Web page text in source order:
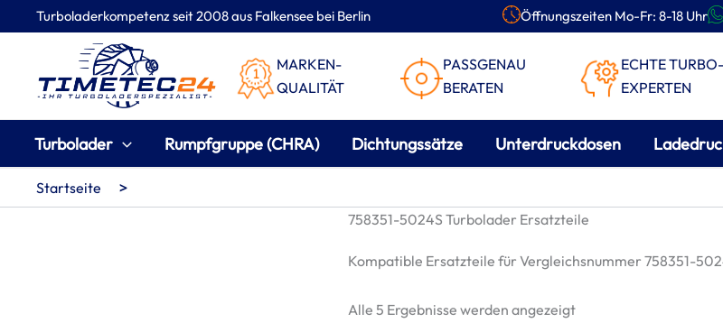
Turboladerkompetenz seit 2008 aus Falkensee bei Berlin Öffnungszeiten Mo-Fr: 8-18 Uhr
MARKEN-
QUALITÄT
PASSGENAU
BERATEN
ECHTE TURBO-
EXPERTEN
Turbolader Rumpfgruppe (CHRA) Dichtungssätze Unterdruckdosen
Inhalt
Startseite >
758351-5024S Turbolader Ersatzteile
Kompatible Ersatzteile für Vergleichsnummer 758351-
Alle 5 Ergebnisse werden angezeigtNach